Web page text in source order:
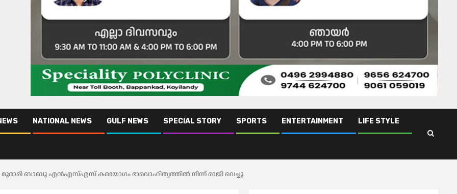
NATIONAL NEWS GULF NEWS SPECIAL STORY SPORTS ENTERTAINMENT LIFE STYLE
ബാബു എൻഎസ്എസ് കരയോഗം ഭാരവാഹിത്വത്തിൽ നിന്ന് രാജി വെച്ചു